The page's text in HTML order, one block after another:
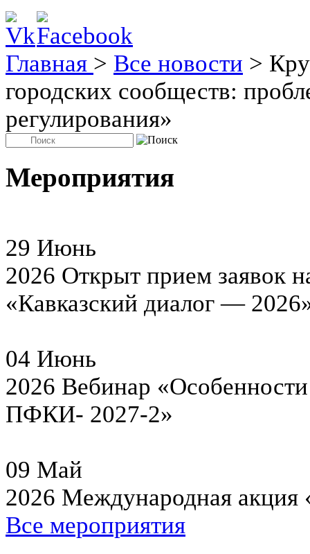
Главная > Все новости >
городских сообществ:
регулирования»
Мероприятия
29 Июнь
2026 Открыт прием заявок
«Кавказский диалог —
04 Июнь
2026 Вебинар
ПФКИ- 2027-2»
09 Май
2026 Международная
Все мероприятия